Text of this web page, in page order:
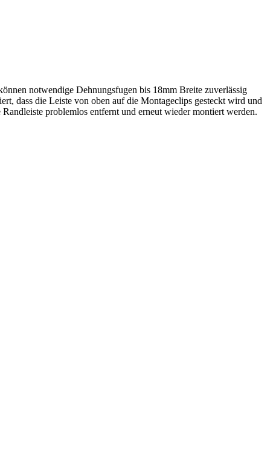
notwendige Dehnungsfugen bis 18mm Breite zuverlässig
dass die Leiste von oben auf die Montageclips gesteckt wird und
problemlos entfernt und erneut wieder montiert werden.